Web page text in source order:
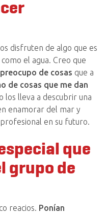
disfruten de algo que es
el agua. Creo que
de cosas que a
de cosas que me dan
los lleva a descubrir una
enamorar del mar y
en su futuro.
que
grupo de
reacios. Ponían